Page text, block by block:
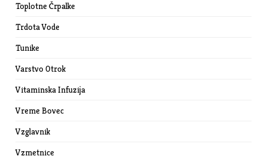
Toplotne Črpalke
Trdota Vode
Tunike
Varstvo Otrok
Vitaminska Infuzija
Vreme Bovec
Vzglavnik
Vzmetnice